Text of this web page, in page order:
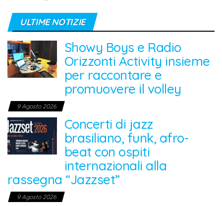
ULTIME NOTIZIE
Showy Boys e Radio
Orizzonti Activity insieme
per raccontare e
promuovere il volley
9 Agosto 2026
Concerti di jazz
brasiliano, funk, afro-
beat con ospiti
internazionali alla
rassegna “Jazzset”
9 Agosto 2026